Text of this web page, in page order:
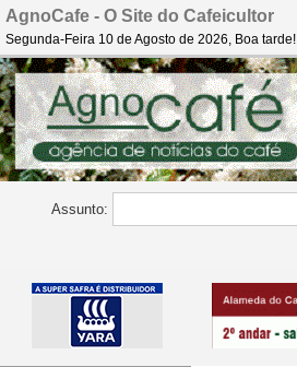
AgnoCafe - O Site do Cafeicultor
Segunda-Feira 10 de Agosto de 2026, Boa tarde!
Assunto: